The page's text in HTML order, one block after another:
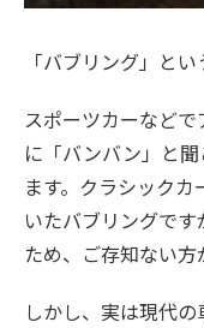
「バブリング」と
スポーツカーなど
に「バンバン」と
ます。クラシック
いたバブリングで
ため、ご存知ない方
しかし、実は現代